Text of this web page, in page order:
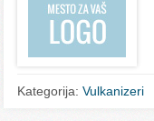
Kategorija:Vulkanizeri